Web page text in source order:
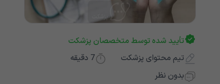
تأیید شده توسط متخصصان پزشکت
تیم محتوای پزشکت
7 دقیقه
بدون نظر